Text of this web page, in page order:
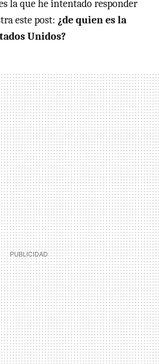
la que he intentado responder
este post: ¿de quien es la
Unidos?